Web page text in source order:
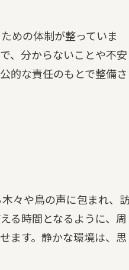
めの体制が整っていま
、分からないことや不安
的な責任のもとで整備さ
々や鳥の声に包まれ、
る時間となるように、周
ます。静かな環境は、思